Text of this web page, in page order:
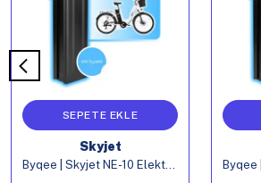
SEPETE EKLE
Skyjet
Byqee | Skyjet NE-10 Elektrikli Bisiklet Batarya